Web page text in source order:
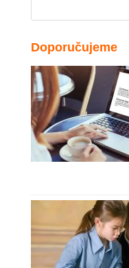
Doporučujeme